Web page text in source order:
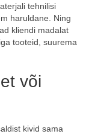
tehnilisi
haruldane. Ning
kliendi madalat
tooteid, suurema
või
kivid sama